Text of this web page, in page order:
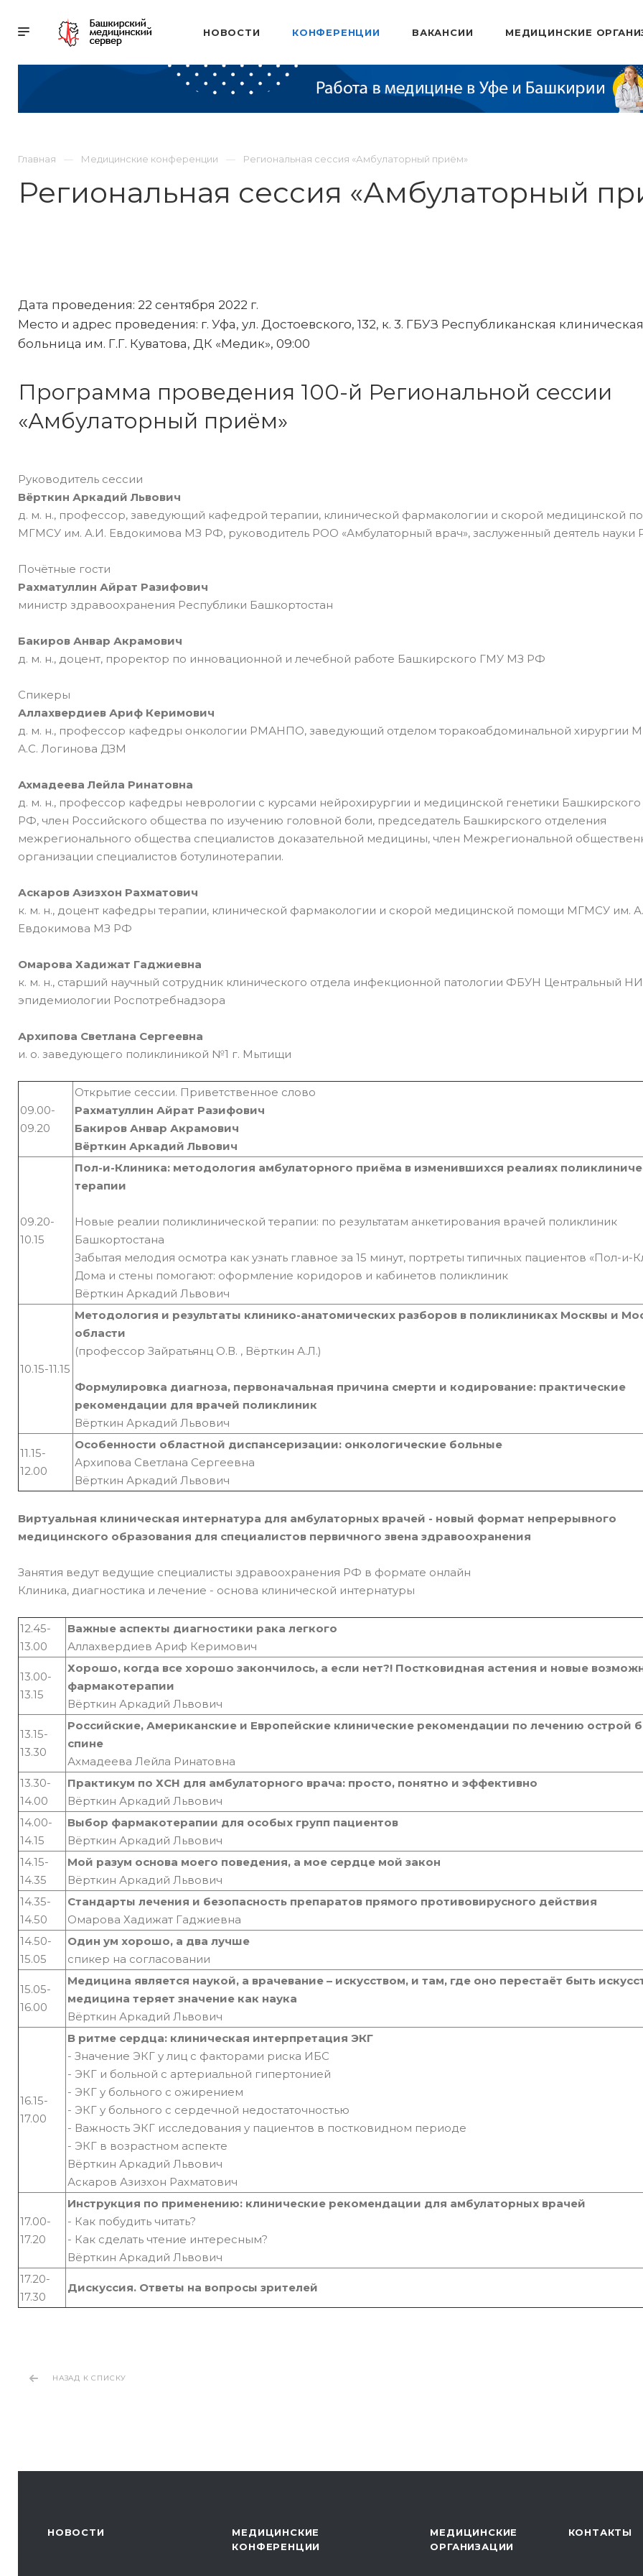
НОВОСТИ КОНФЕРЕНЦИИ ВАКАНСИИ МЕДИЦИНСКИЕ
Главная Медицинские конференции Региональная сессия «Амбулаторный приём»
Региональная сессия «Амбулаторный
Дата проведения: 22 сентября 2022 г.
Место и адрес проведения: г. Уфа, ул. Достоевского, 132, к. 3. ГБУЗ Республиканская клиническая
больница им. Г.Г. Куватова, ДК «Медик», 09:00
Программа проведения 100-й Региональной сессии
«Амбулаторный приём»
Руководитель сессии
Вёрткин Аркадий Львович
д. м. н., профессор, заведующий кафедрой терапии, клинической фармакологии и скорой медицинской
МГМСУ им. А.И. Евдокимова МЗ РФ, руководитель РОО «Амбулаторный врач», заслуженный деятель науки
Почётные гости
Рахматуллин Айрат Разифович
министр здравоохранения Республики Башкортостан
Бакиров Анвар Акрамович
д. м. н., доцент, проректор по инновационной и лечебной работе Башкирского ГМУ МЗ РФ
Спикеры
Аллахвердиев Ариф Керимович
д. м. н., профессор кафедры онкологии РМАНПО, заведующий отделом торакоабдоминальной хирургии
А.С. Логинова ДЗМ
Ахмадеева Лейла Ринатовна
д. м. н., профессор кафедры неврологии с курсами нейрохирургии и медицинской генетики
РФ, член Российского общества по изучению головной боли, председатель Башкирского отделения
межрегионального общества специалистов доказательной медицины, член Межрегиональной
организации специалистов ботулинотерапии.
Аскаров Азизхон Рахматович
к. м. н., доцент кафедры терапии, клинической фармакологии и скорой медицинской помощи МГМСУ им.
Евдокимова МЗ РФ
Омарова Хадижат Гаджиевна
к. м. н., старший научный сотрудник клинического отдела инфекционной патологии ФБУН Центральный
эпидемиологии Роспотребнадзора
Архипова Светлана Сергеевна
и. о. заведующего поликлиникой №1 г. Мытищи
09.00-
09.20
Открытие сессии. Приветственное слово
Рахматуллин Айрат Разифович
Бакиров Анвар Акрамович
Вёрткин Аркадий Львович
09.20-
10.15
Пол-и-Клиника: методология амбулаторного приёма в изменившихся реалиях
терапии
Новые реалии поликлинической терапии: по результатам анкетирования врачей поликлиник
Башкортостана
Забытая мелодия осмотра как узнать главное за 15 минут, портреты типичных пациентов «Пол-и-
Дома и стены помогают: оформление коридоров и кабинетов поликлиник
Вёрткин Аркадий Львович
10.15-11.15
Методология и результаты клинико-анатомических разборов в поликлиниках Москвы и
области
(профессор Зайратьянц О.В. , Вёрткин А.Л.)
Формулировка диагноза, первоначальная причина смерти и кодирование: практические
рекомендации для врачей поликлиник
Вёрткин Аркадий Львович
11.15-
12.00
Особенности областной диспансеризации: онкологические больные
Архипова Светлана Сергеевна
Вёрткин Аркадий Львович
Виртуальная клиническая интернатура для амбулаторных врачей - новый формат непрерывного
медицинского образования для специалистов первичного звена здравоохранения
Занятия ведут ведущие специалисты здравоохранения РФ в формате онлайн
Клиника, диагностика и лечение - основа клинической интернатуры
12.45-
13.00
Важные аспекты диагностики рака легкого
Аллахвердиев Ариф Керимович
13.00-
13.15
Хорошо, когда все хорошо закончилось, а если нет?! Постковидная астения и новые
фармакотерапии
Вёрткин Аркадий Львович
13.15-
13.30
Российские, Американские и Европейские клинические рекомендации по лечению острой
спине
Ахмадеева Лейла Ринатовна
13.30-
14.00
Практикум по ХСН для амбулаторного врача: просто, понятно и эффективно
Вёрткин Аркадий Львович
14.00-
14.15
Выбор фармакотерапии для особых групп пациентов
Вёрткин Аркадий Львович
14.15-
14.35
Мой разум основа моего поведения, а мое сердце мой закон
Вёрткин Аркадий Львович
14.35-
14.50
Стандарты лечения и безопасность препаратов прямого противовирусного действия
Омарова Хадижат Гаджиевна
14.50-
15.05
Один ум хорошо, а два лучше
спикер на согласовании
15.05-
16.00
Медицина является наукой, а врачевание – искусством, и там, где оно перестаёт быть
медицина теряет значение как наука
Вёрткин Аркадий Львович
16.15-
17.00
В ритме сердца: клиническая интерпретация ЭКГ
- Значение ЭКГ у лиц с факторами риска ИБС
- ЭКГ и больной с артериальной гипертонией
- ЭКГ у больного с ожирением
- ЭКГ у больного с сердечной недостаточностью
- Важность ЭКГ исследования у пациентов в постковидном периоде
- ЭКГ в возрастном аспекте
Вёрткин Аркадий Львович
Аскаров Азизхон Рахматович
17.00-
17.20
Инструкция по применению: клинические рекомендации для амбулаторных врачей
- Как побудить читать?
- Как сделать чтение интересным?
Вёрткин Аркадий Львович
17.20-
17.30
Дискуссия. Ответы на вопросы зрителей
НАЗАД К СПИСКУ
НОВОСТИ
МЕДИЦИНСКИЕ
КОНФЕРЕНЦИИ
МЕДИЦИНСКИЕ
ОРГАНИЗАЦИИ
КОНТАКТЫ